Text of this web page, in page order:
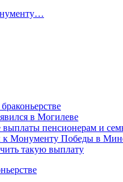
в Могилеве
пенсионерам и
к Монументу Победы в
такую выплату